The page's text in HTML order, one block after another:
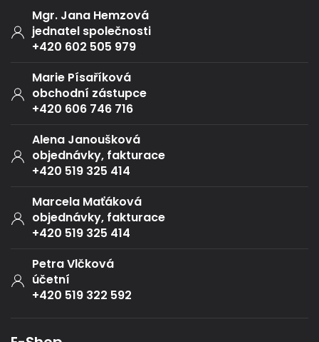
Mgr. Jana Hemzová
jednatel společnosti
+420 602 505 979
Marie Písaříková
obchodní zástupce
+420 606 746 716
Alena Janoušková
objednávky, fakturace
+420 519 325 414
Marcela Maťáková
objednávky, fakturace
+420 519 325 414
Petra Vlčková
účetní
+420 519 322 592